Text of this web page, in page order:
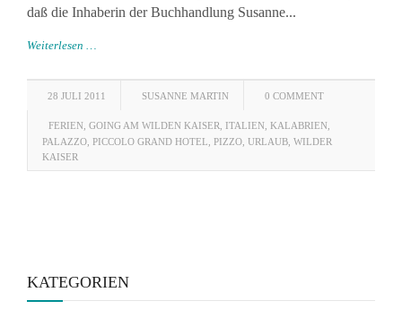
daß die Inhaberin der Buchhandlung Susanne...
Weiterlesen …
28 JULI 2011 SUSANNE MARTIN 0 COMMENT
FERIEN GOING AM WILDEN KAISER ITALIEN KALABRIEN
PALAZZO PICCOLO GRAND HOTEL PIZZO URLAUB WILDER
KAISER
KATEGORIEN